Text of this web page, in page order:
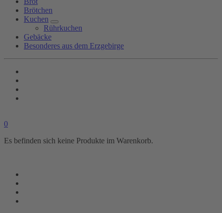
Brötchen
Kuchen
Rührkuchen
Gebäcke
Besonderes aus dem Erzgebirge
0
Es befinden sich keine Produkte im Warenkorb.